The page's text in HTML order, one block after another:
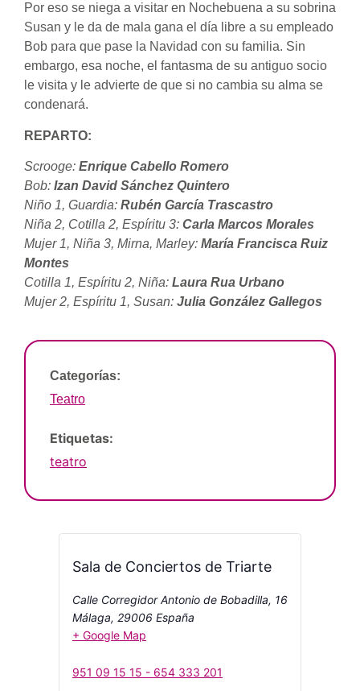
Por eso se niega a visitar en Nochebuena a su sobrina
Susan y le da de mala gana el día libre a su empleado
Bob para que pase la Navidad con su familia. Sin
embargo, esa noche, el fantasma de su antiguo socio
le visita y le advierte de que si no cambia su alma se
condenará.
REPARTO:
Scrooge: Enrique Cabello Romero
Bob: Izan David Sánchez Quintero
Niño 1, Guardia: Rubén García Trascastro
Niña 2, Cotilla 2, Espíritu 3: Carla Marcos Morales
Mujer 1, Niña 3, Mirna, Marley: María Francisca Ruiz
Montes
Cotilla 1, Espíritu 2, Niña: Laura Rua Urbano
Mujer 2, Espíritu 1, Susan: Julia González Gallegos
Categorías:
Teatro
Etiquetas:
teatro
Sala de Conciertos de Triarte
Calle Corregidor Antonio de Bobadilla, 16
Málaga, 29006 España
+ Google Map
951 09 15 15 - 654 333 201